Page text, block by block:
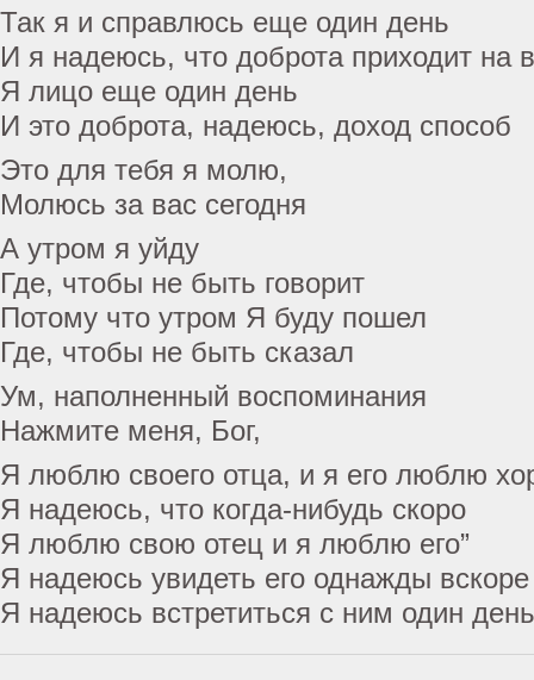
Так я и справлюсь еще один день
И я надеюсь, что доброта приходит на
Я лицо еще один день
И это доброта, надеюсь, доход способ
Это для тебя я молю,
Молюсь за вас сегодня
А утром я уйду
Где, чтобы не быть говорит
Потому что утром Я буду пошел
Где, чтобы не быть сказал
Ум, наполненный воспоминания
Нажмите меня, Бог,
Я люблю своего отца, и я его люблю
Я надеюсь, что когда-нибудь скоро
Я люблю свою отец и я люблю его”
Я надеюсь увидеть его однажды вскоре
Я надеюсь встретиться с ним один